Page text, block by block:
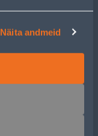
Näita andmeid